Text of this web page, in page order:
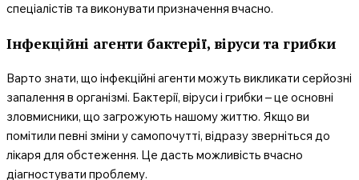
спеціалістів та виконувати призначення вчасно.
Інфекційні агенти бактерії, віруси та грибки
Варто знати, що інфекційні агенти можуть викликати серйозні
запалення в організмі. Бактерії, віруси і грибки – це основні
зловмисники, що загрожують нашому життю. Якщо ви
помітили певні зміни у самопочутті, відразу зверніться до
лікаря для обстеження. Це дасть можливість вчасно
діагностувати проблему.